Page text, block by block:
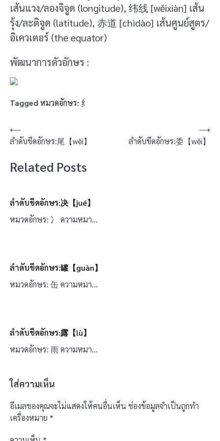
เส้นแวง/ลองจิจูด (longitude), 纬线 [wěixiàn] เส้น
รุ้ง/ละติจูด (latitude), 赤道 [chìdào] เส้นศูนย์สูตร/
อิเควเตอร์ (the equator)
พัฒนาการตัวอักษร :
Tagged หมวดอักษร: 纟
แนะแนว
เรื่อง
⟵
ลำดับขีดอักษร:尾【wěi】
ลำดับขีดอักษร:委【wěi】
⟶
Related Posts
ลำดับขีดอักษร:决【jué】
หมวดอักษร: 冫 ความหมา…
ลำดับขีดอักษร:罐【guàn】
หมวดอักษร: 缶 ความหมา…
ลำดับขีดอักษร:露【lù】
หมวดอักษร: 雨 ความหมา…
ใส่ความเห็น
อีเมลของคุณจะไม่แสดงให้คนอื่นเห็น ช่องข้อมูลจำเป็นถูกทำ
เครื่องหมาย *